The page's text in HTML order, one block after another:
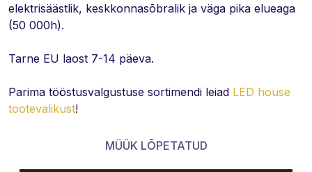
elektrisäästlik, keskkonnasõbralik ja väga pika elueaga
(50 000h).
Tarne EU laost 7-14 päeva.
Parima tööstusvalgustuse sortimendi leiad LED house
tootevalikust!
MÜÜK LÕPETATUD